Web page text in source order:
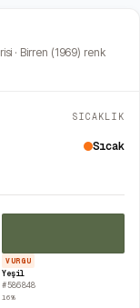
· Birren (1969) renk
SICAKLIK
Sıcak
VURGU
Yeşil
#586848
16%